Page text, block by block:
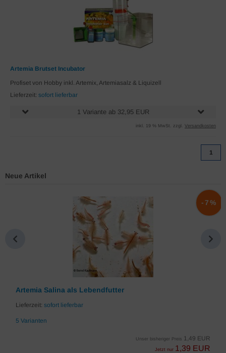
Artemia Brutset Incubator
Profiset von Hobby inkl. Artemix, Artemiasalz & Liquizell
Lieferzeit: sofort lieferbar
1 Variante ab 32,95 EUR
inkl. 19 % MwSt. zzgl. Versandkosten
1
Neue Artikel
Artemia Salina als Lebendfutter
Lieferzeit: sofort lieferbar
5 Varianten
Unser bisheriger Preis 1,49 EUR
Jetzt nur 1,39 EUR
-7%